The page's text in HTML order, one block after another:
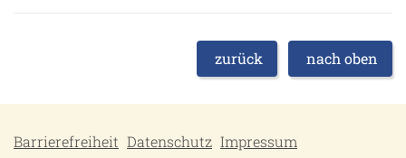
zurück nach oben
Barrierefreiheit Datenschutz Impressum